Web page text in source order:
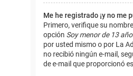
Me he registrado ¡y no me
Primero, verifique su
opción Soy menor de 13
por usted mismo o por La
no recibió ningún e-mail,
de e-mail que proporcionó